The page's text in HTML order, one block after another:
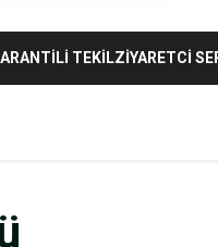
TEKILZIYARETCI